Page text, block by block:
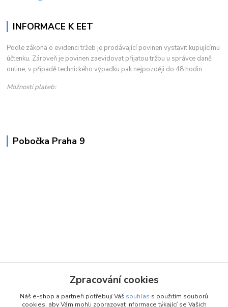
INFORMACE K EET
Podle zákona o evidenci tržeb je prodávající povinen vystavit kupujícímu
účtenku. Zároveň je povinen zaevidovat přijatou tržbu u správce daně
online; v případě technického výpadku pak nejpozději do 48 hodin.
Možnosti plateb:
Pobočka Praha 9
Zpracování cookies
Náš e-shop a partneři potřebují Váš souhlas s použitím souborů
cookies, aby Vám mohli zobrazovat informace týkající se Vašich